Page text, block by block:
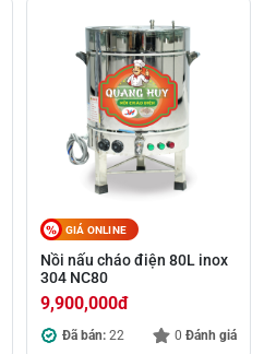
GIÁ ONLINE
Nồi nấu cháo điện 80L inox
304 NC80
9,900,000đ
Đã bán: 22 0 Đánh giá